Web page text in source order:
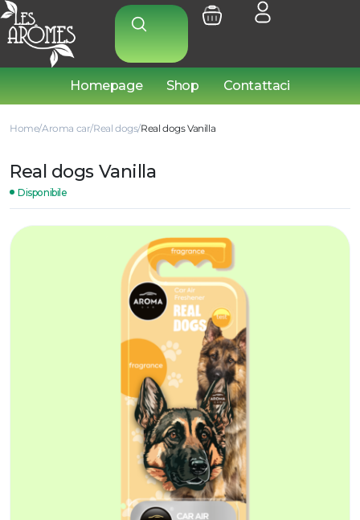
Homepage Shop Contattaci
Home Aroma car Real dogs Real dogs Vanilla
Real dogs Vanilla
Disponibile